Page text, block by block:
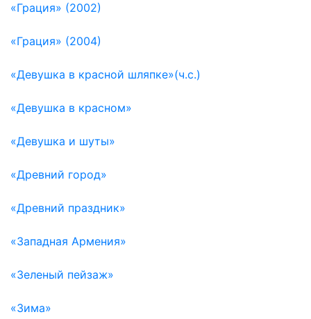
«Грация» (2002)
«Грация» (2004)
«Девушка в красной шляпке»(ч.с.)
«Девушка в красном»
«Девушка и шуты»
«Древний город»
«Древний праздник»
«Западная Армения»
«Зеленый пейзаж»
«Зима»